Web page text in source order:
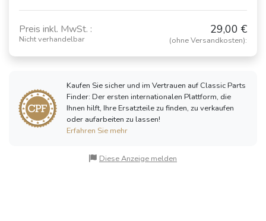
Preis inkl. MwSt. :
Nicht verhandelbar
29,00 €
(ohne Versandkosten):
Kaufen Sie sicher und im Vertrauen auf Classic Parts
Finder: Der ersten internationalen Plattform, die
Ihnen hilft, Ihre Ersatzteile zu finden, zu verkaufen
oder aufarbeiten zu lassen!
Erfahren Sie mehr
Diese Anzeige melden